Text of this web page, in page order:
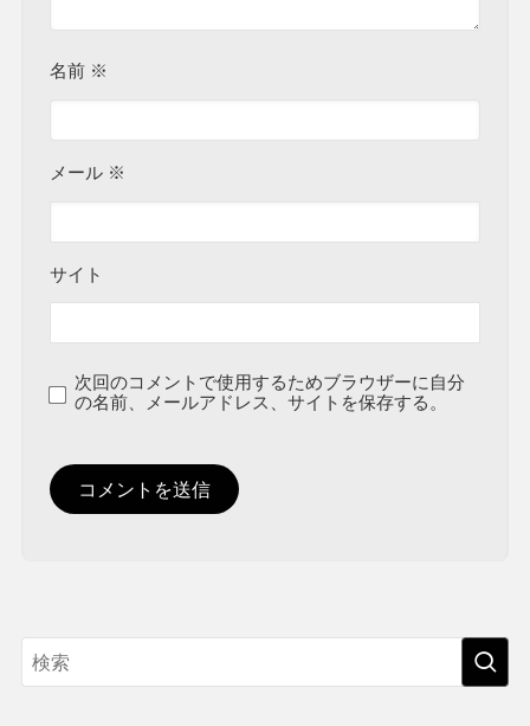
名前 ※
メール ※
サイト
次回のコメントで使用するためブラウザーに自分
の名前、メールアドレス、サイトを保存する。